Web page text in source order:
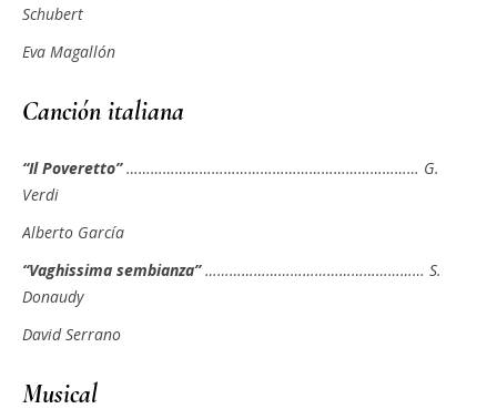
Schubert
Eva Magallón
Canción italiana
“Il Poveretto”……………………………………………………………… G.
Verdi
Alberto García
“Vaghissima sembianza”……………………………………………… S.
Donaudy
David Serrano
Musical